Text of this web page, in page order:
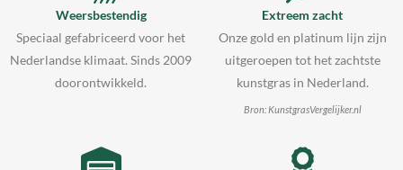
Weersbestendig
Speciaal gefabriceerd voor het
Nederlandse klimaat. Sinds 2009
doorontwikkeld.
Extreem zacht
Onze gold en platinum lijn zijn
uitgeroepen tot het zachtste
kunstgras in Nederland.
Bron: KunstgrasVergelijker.nl